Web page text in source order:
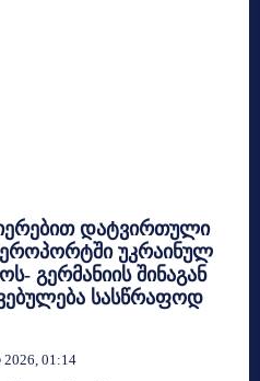
დატვირთული
უკრაინულ
გერმანიის შინაგან
სასწრაფოდ
01:14